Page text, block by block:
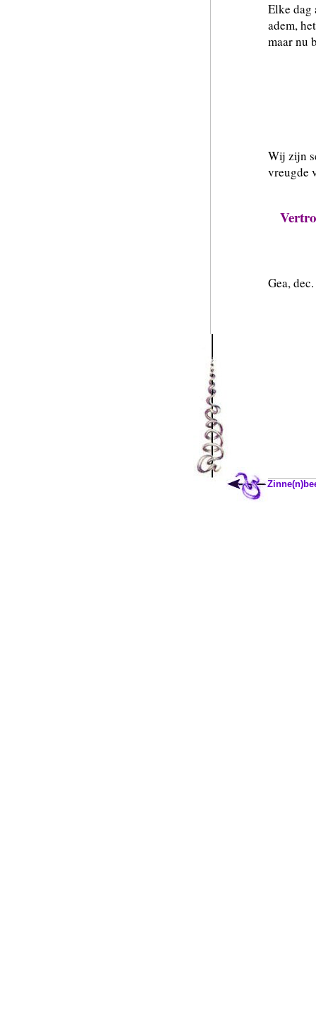
Elke dag
adem,
maar nu
Wij zijn
vreugde
Gea,